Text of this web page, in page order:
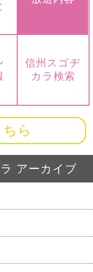
信州スゴヂ
カラ検索
ら
アーカイブ